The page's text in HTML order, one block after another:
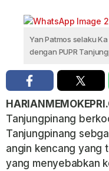
Yan Patmos selaku
dengan PUPR
Tanjungpinang
Tanjungpinang
angin kencang yang
yang menyebabkan